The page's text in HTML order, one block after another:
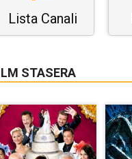
Lista Canali
STASERA